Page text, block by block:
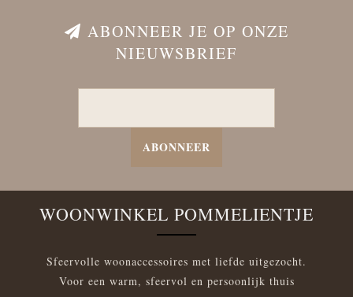
ABONNEER JE OP ONZE
NIEUWSBRIEF
ABONNEER
WOONWINKEL POMMELIENTJE
Sfeervolle woonaccessoires met liefde uitgezocht.
Voor een warm, sfeervol en persoonlijk thuis